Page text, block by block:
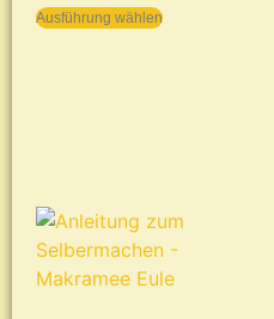
Ausführung wählen